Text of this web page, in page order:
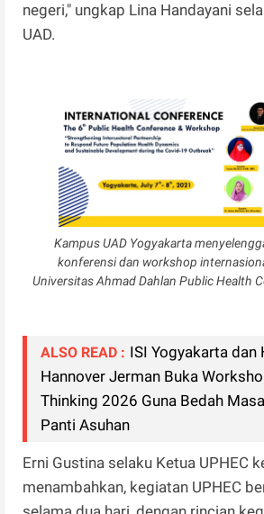
negeri," ungkap Lina Handayani
UAD.
Kampus UAD Yogyakarta
konferensi dan workshop
Universitas Ahmad Dahlan Public Health
ALSO READ : ISI Yogyakarta dan
Hannover Jerman Buka
Thinking 2026 Guna Bedah
Panti Asuhan
Erni Gustina selaku Ketua UPHEC
menambahkan, kegiatan UPHEC